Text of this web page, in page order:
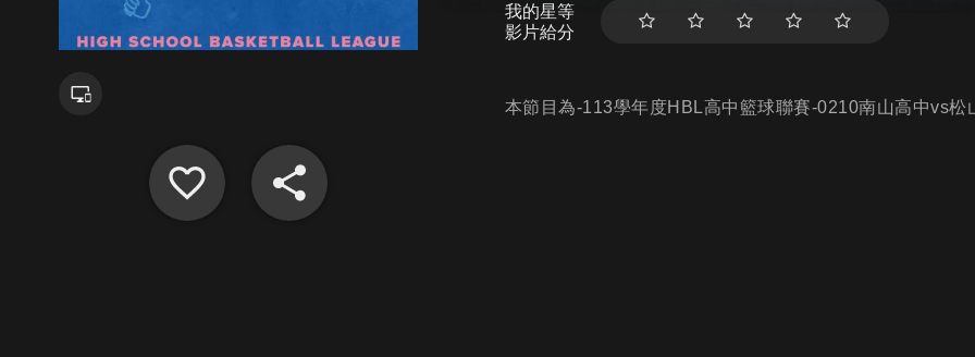
我的星等
影片給分
本節目為-113學年度HBL高中籃球聯賽-0210南山高中vs松